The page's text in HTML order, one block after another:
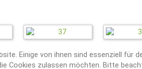
Einige von ihnen sind essenziell für
Cookies zulassen möchten. Bitte